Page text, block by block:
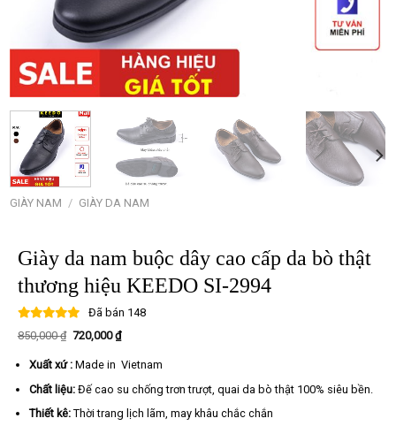
GIÀY NAM / GIÀY DA NAM
Giày da nam buộc dây cao cấp da bò thật
thương hiệu KEEDO SI-2994
Đã bán 148
850,000₫ Giá
850,000 ₫.
720,000₫Giá
hiện
là:
Xuất xứ :Made in Vietnam
Chất liệu:Đế cao su chống trơn trượt, quai da bò thật 100% siêu bền.
Thiết kê:Thời trang lịch lãm, may khâu chắc chắn